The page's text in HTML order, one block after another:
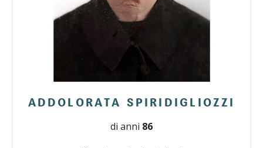
ADDOLORATA SPIRIDIGLIOZZI
di anni 86